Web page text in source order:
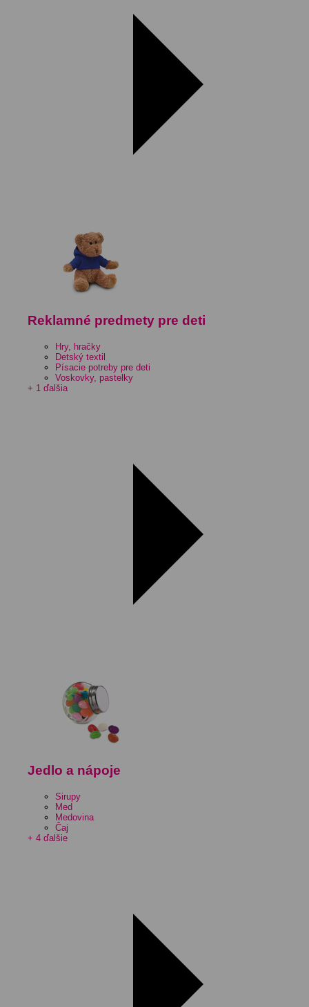
Reklamné predmety pre deti
Hry, hračky
Detský textil
Písacie potreby pre deti
Voskovky, pastelky
+ 1 ďalšia
Jedlo a nápoje
Sirupy
Med
Medovina
Čaj
+ 4 ďalšie